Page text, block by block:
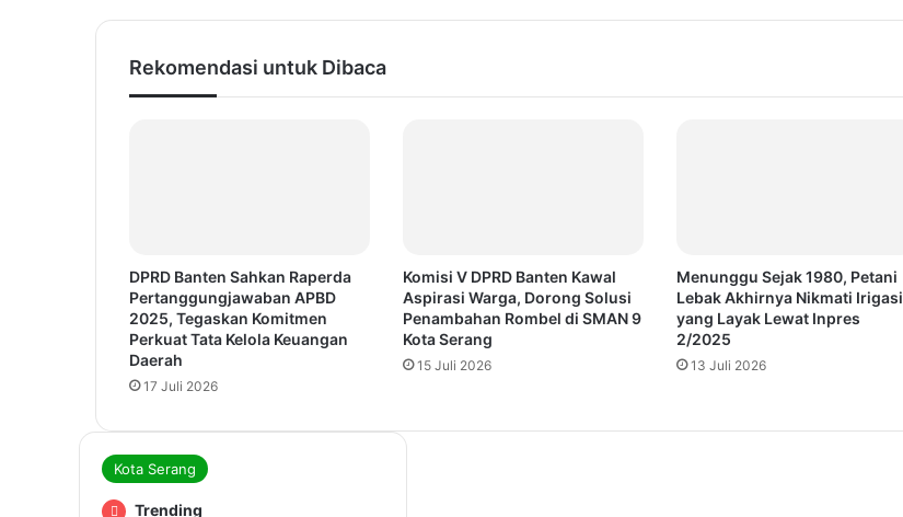
Rekomendasi untuk Dibaca
DPRD Banten Sahkan Raperda
Pertanggungjawaban APBD
2025, Tegaskan Komitmen
Perkuat Tata Kelola Keuangan
Daerah
17 Juli 2026
Komisi V DPRD Banten Kawal
Aspirasi Warga, Dorong Solusi
Penambahan Rombel di SMAN 9
Kota Serang
15 Juli 2026
Menunggu Sejak 1980, Petani
Lebak Akhirnya Nikmati Irigasi
yang Layak Lewat Inpres
2/2025
13 Juli 2026